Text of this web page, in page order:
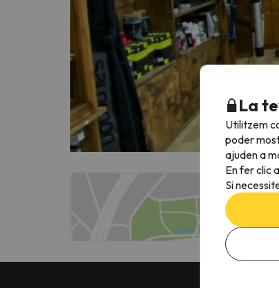
La
Utilitzem
poder
ajuden a
En fer clic
Si